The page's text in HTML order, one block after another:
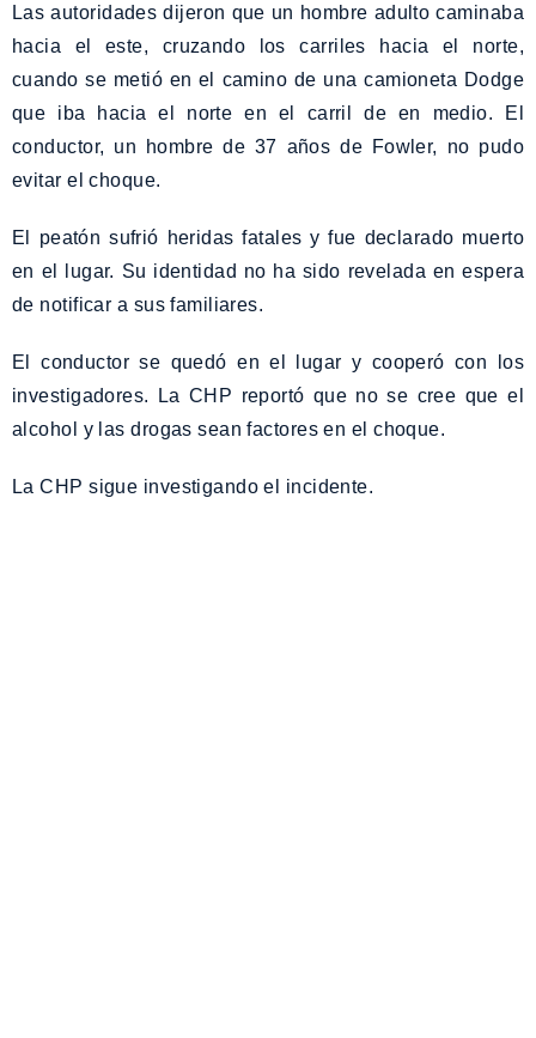
Las autoridades dijeron que un hombre adulto caminaba
hacia el este, cruzando los carriles hacia el norte,
cuando se metió en el camino de una camioneta Dodge
que iba hacia el norte en el carril de en medio. El
conductor, un hombre de 37 años de Fowler, no pudo
evitar el choque.
El peatón sufrió heridas fatales y fue declarado muerto
en el lugar. Su identidad no ha sido revelada en espera
de notificar a sus familiares.
El conductor se quedó en el lugar y cooperó con los
investigadores. La CHP reportó que no se cree que el
alcohol y las drogas sean factores en el choque.
La CHP sigue investigando el incidente.